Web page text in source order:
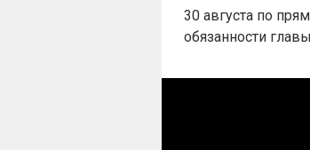
30 августа по
обязанности